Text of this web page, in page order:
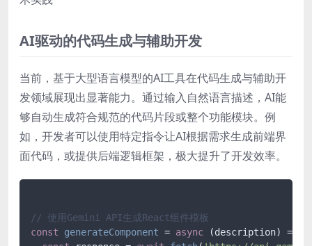
AI驱动的代码生成与辅助开发
当前，基于大型语言模型的AI工具在代码生成与辅助开
发领域展现出显著能力。通过输入自然语言描述，AI能
够自动生成符合规范的代码片段或整个功能模块。例
如，开发者可以使用特定指令让AI根据需求生成前端界
面代码，或提供后端逻辑框架，极大提升了开发效率。
// 使用Gemini API生成React组件模板
const
generateComponent = async (description) => {